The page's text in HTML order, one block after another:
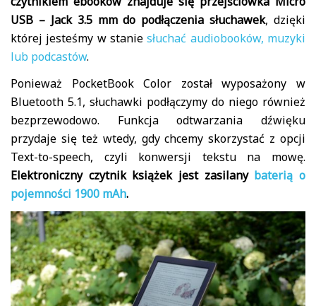
USB – Jack 3.5 mm do podłączenia słuchawek, dzięki
której jesteśmy w staniesłuchać audiobooków, muzyki
lub podcastów.
Ponieważ PocketBook Color został wyposażony w
Bluetooth 5.1, słuchawki podłączymy do niego również
bezprzewodowo. Funkcja odtwarzania dźwięku
przydaje się też wtedy, gdy chcemy skorzystać z opcji
Text-to-speech, czyli konwersji tekstu na mowę.
Elektroniczny czytnik książek jest zasilany baterią o
pojemności 1900 mAh.